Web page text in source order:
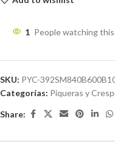
1 People watching
SKU: PYC-
Categorías: Piqueras y
Share: